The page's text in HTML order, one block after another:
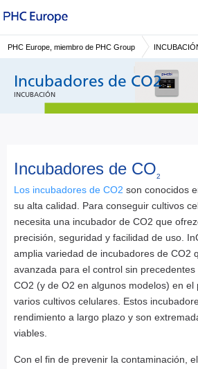
PHC Europe, miembro de PHC Group
Incubadores de CO2
INCUBACIÓN
Incubadores de CO2
Los incubadores de CO2 son conocidos
su alta calidad. Para conseguir cultivos
necesita una incubador de CO2 que
precisión, seguridad y facilidad de uso.
amplia variedad de incubadores de CO2
avanzada para el control sin
CO2 (y de O2 en algunos modelos) en el
varios cultivos celulares. Estos
rendimiento a largo plazo y son
viables.
Con el fin de prevenir la contaminación,